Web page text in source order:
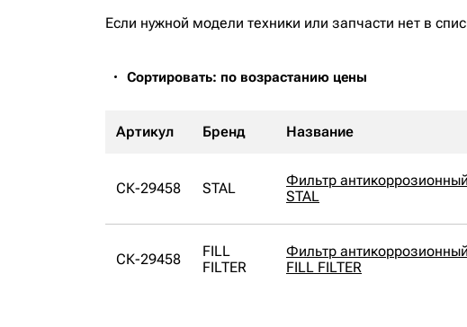
Если нужной модели техники или запчасти нет в
Сортировать: по возрастанию цены
Артикул Бренд Название
СК-29458 STAL
Фильтр
STAL
СК-29458
FILL
FILTER
Фильтр
FILL FILTER